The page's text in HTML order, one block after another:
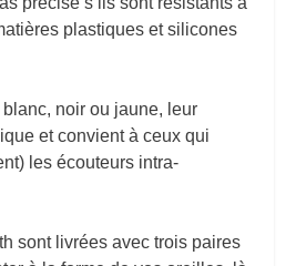
plastiques et silicones
blanc, noir ou jaune, leur
et convient à ceux qui
les écouteurs intra-
sont livrées avec trois paires